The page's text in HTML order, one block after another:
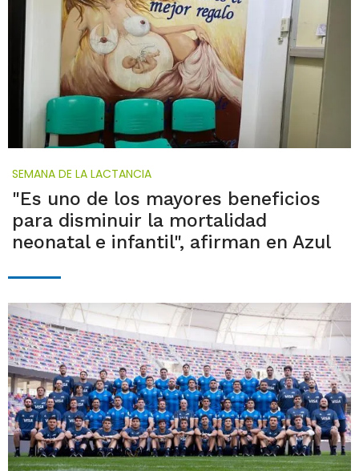
SEMANA DE LA LACTANCIA
"Es uno de los mayores beneficios
para disminuir la mortalidad
neonatal e infantil", afirman en Azul